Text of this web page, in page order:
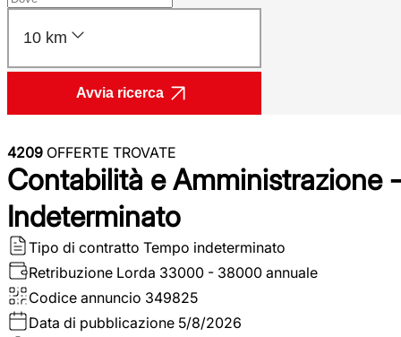
10 km
Avvia ricerca
4209 OFFERTE TROVATE
Contabilità e Amministrazione -
Indeterminato
Tipo di contratto Tempo indeterminato
Retribuzione Lorda 33000 - 38000 annuale
Codice annuncio 349825
Data di pubblicazione 5/8/2026